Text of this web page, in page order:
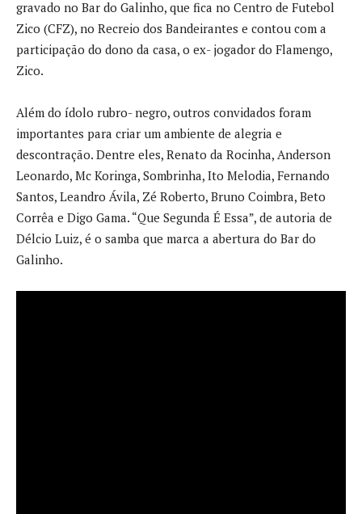
gravado no Bar do Galinho, que fica no Centro de Futebol
Zico (CFZ), no Recreio dos Bandeirantes e contou com a
participação do dono da casa, o ex- jogador do Flamengo,
Zico.
Além do ídolo rubro- negro, outros convidados foram
importantes para criar um ambiente de alegria e
descontração. Dentre eles, Renato da Rocinha, Anderson
Leonardo, Mc Koringa, Sombrinha, Ito Melodia, Fernando
Santos, Leandro Ávila, Zé Roberto, Bruno Coimbra, Beto
Corrêa e Digo Gama. “Que Segunda É Essa”, de autoria de
Délcio Luiz, é o samba que marca a abertura do Bar do
Galinho.